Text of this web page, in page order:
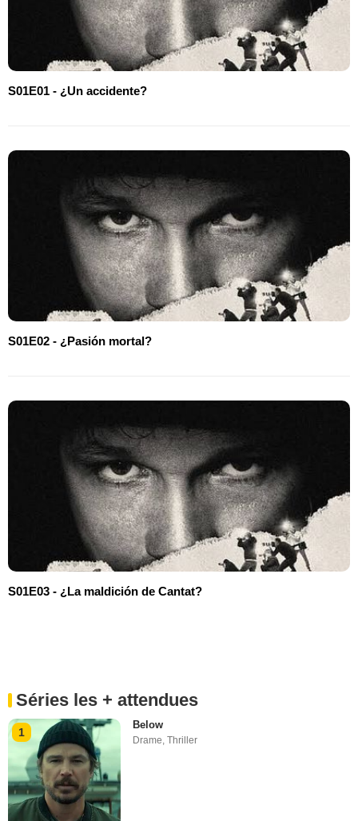
S01E01 - ¿Un accidente?
S01E02 - ¿Pasión mortal?
S01E03 - ¿La maldición de Cantat?
Séries les + attendues
1
Below
Drame ,Thriller